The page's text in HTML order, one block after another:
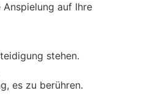
auf Ihre
stehen.
es zu berühren.